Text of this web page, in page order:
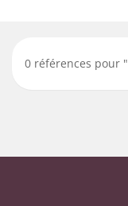
0 références pour "